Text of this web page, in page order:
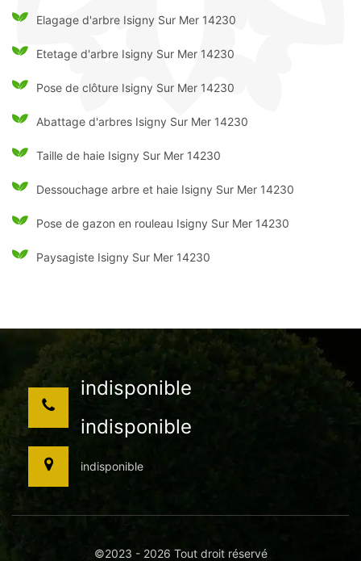
Elagage d'arbre Isigny Sur Mer 14230
Etetage d'arbre Isigny Sur Mer 14230
Pose de clôture Isigny Sur Mer 14230
Abattage d'arbres Isigny Sur Mer 14230
Taille de haie Isigny Sur Mer 14230
Dessouchage arbre et haie Isigny Sur Mer 14230
Pose de gazon en rouleau Isigny Sur Mer 14230
Paysagiste Isigny Sur Mer 14230
indisponible
indisponible
indisponible
©2023 - 2026 Tout droit réservé